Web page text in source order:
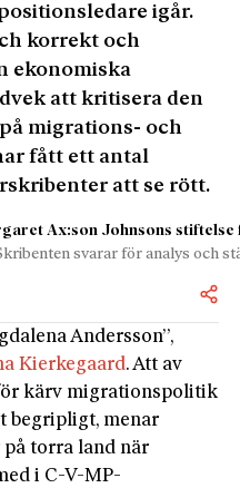
igår.
korrekt och
ekonomiska
att kritisera den
migrations- och
fått ett antal
att se rött.
Ax:son Johnsons stiftelse
svarar för analys och
Andersson”,
Kierkegaard. Att av
kärv migrationspolitik
begripligt, menar
på torra land när
i C-V-MP-